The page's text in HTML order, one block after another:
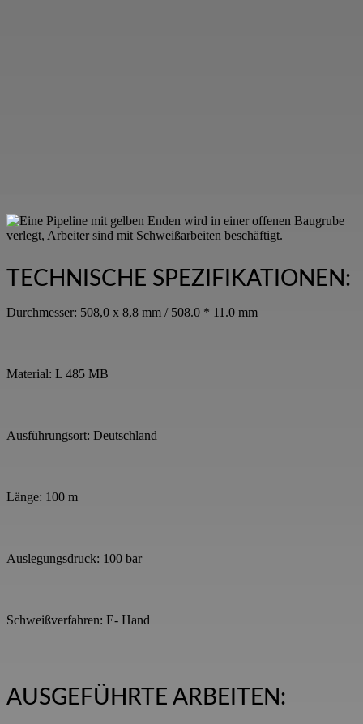
TECHNISCHE SPEZIFIKATIONEN:
Durchmesser: 508,0 x 8,8 mm / 508.0 * 11.0 mm
Material: L 485 MB
Ausführungsort: Deutschland
Länge: 100 m
Auslegungsdruck: 100 bar
Schweißverfahren: E- Hand
AUSGEFÜHRTE ARBEITEN: